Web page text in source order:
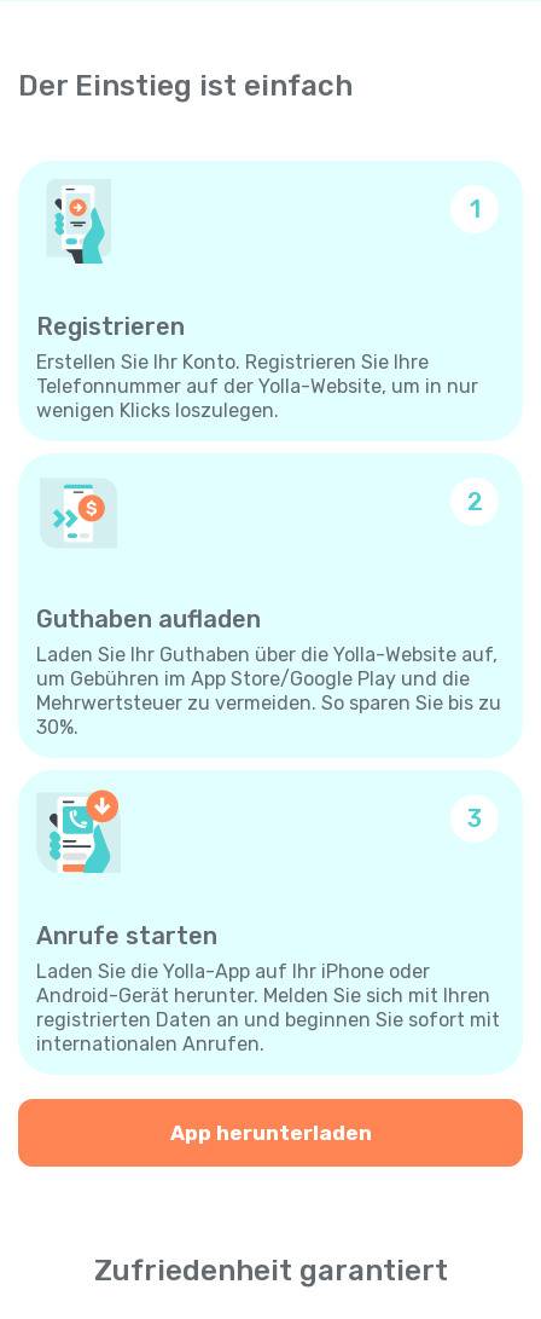
Der Einstieg ist einfach
1
Registrieren
Erstellen Sie Ihr Konto. Registrieren Sie Ihre
Telefonnummer auf der Yolla-Website, um in nur
wenigen Klicks loszulegen.
2
Guthaben aufladen
Laden Sie Ihr Guthaben über die Yolla-Website auf,
um Gebühren im App Store/Google Play und die
Mehrwertsteuer zu vermeiden. So sparen Sie bis zu
30%.
3
Anrufe starten
Laden Sie die Yolla-App auf Ihr iPhone oder
Android-Gerät herunter. Melden Sie sich mit Ihren
registrierten Daten an und beginnen Sie sofort mit
internationalen Anrufen.
App herunterladen
Zufriedenheit garantiert